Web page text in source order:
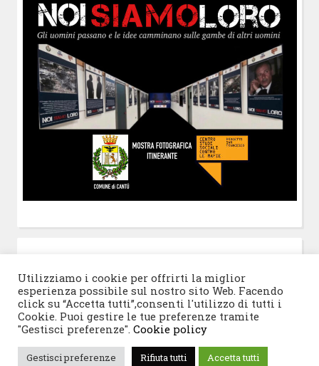
© 2026 Progetto San Francesco |Tema WordPress:
Blogghiamodi CrestaProject.
Utilizziamo i cookie per offrirti la miglior
esperienza possibile sul nostro sito Web. Facendo
click su “Accetta tutti”,consenti l'utilizzo di tutti i
Cookie. Puoi gestire le tue preferenze tramite
"Gestisci preferenze". Cookie policy
Gestisci preferenze Rifiuta tutti Accetta tutti